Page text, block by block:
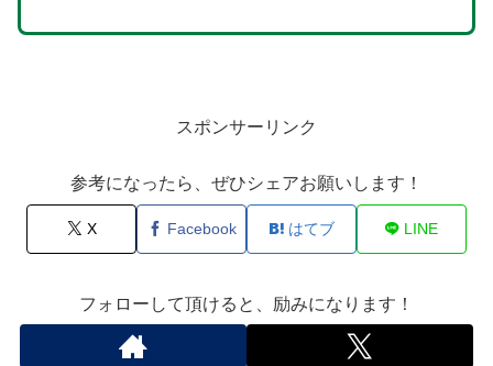
スポンサーリンク
参考になったら、ぜひシェアお願いします！
X Facebook はてブ LINE
フォローして頂けると、励みになります！